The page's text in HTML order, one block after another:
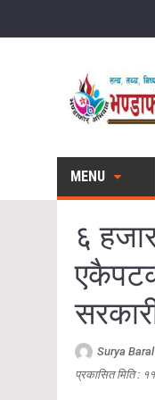
MENU
६
Surya Baral
प्रकासित मिति :